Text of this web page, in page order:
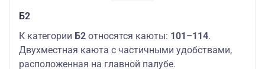
Б2
К категории Б2 относятся каюты: 101–114.
Двухместная каюта с частичными удобствами,
расположенная на главной палубе.